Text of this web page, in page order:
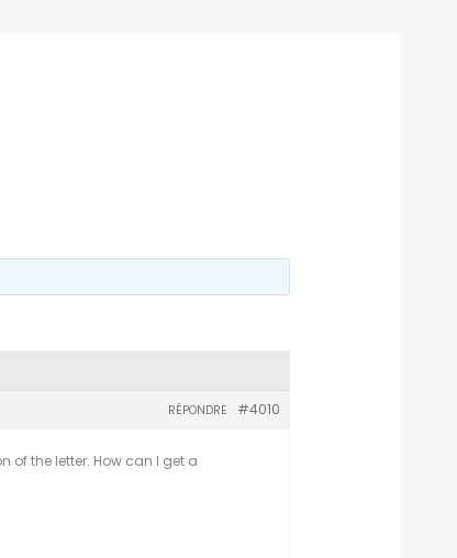
#4010
RÉPONDRE
the letter. How can I get a